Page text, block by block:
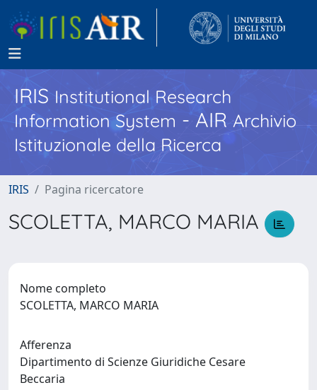
IRISInstitutional Research
Information System - AIR Archivio
Istituzionale della Ricerca
IRIS Pagina ricercatore
SCOLETTA, MARCO MARIA
Nome completo
SCOLETTA, MARCO MARIA
Afferenza
Dipartimento di Scienze Giuridiche Cesare
Beccaria